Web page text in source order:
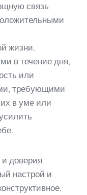
связь
жизни.
в течение дня,
или
требующими
в уме или
доверия
настрой и